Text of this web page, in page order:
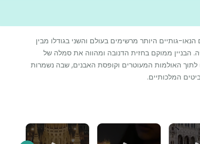
גותיים היותר מרשימים בעולם והשני בגודלו מבין
הבניין ממוקם בחזית הדנובה ומהווה את סמלה של
לתוך האולמות המעוטרים וקופסת האבנים, שבה נשמרות
המלכותיים.